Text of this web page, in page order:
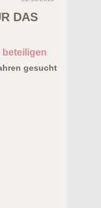
DAS
gesucht